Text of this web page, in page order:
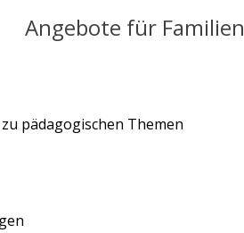
Angebote für Familien
pädagogischen Themen